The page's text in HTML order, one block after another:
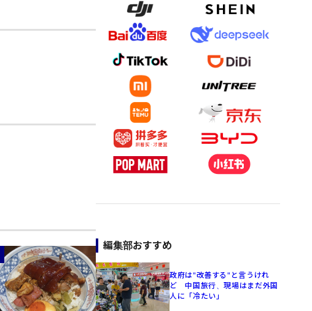
編集部おすすめ
政府は"改善する"と言うけれ
ど 中国旅行、現場はまだ外国
人に「冷たい」